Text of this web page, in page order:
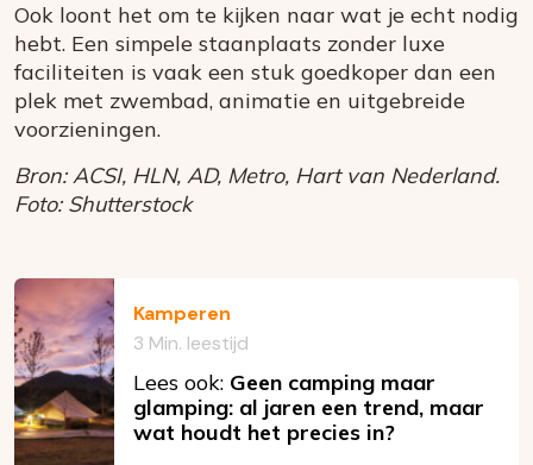
Ook loont het om te kijken naar wat je echt nodig
hebt. Een simpele staanplaats zonder luxe
faciliteiten is vaak een stuk goedkoper dan een
plek met zwembad, animatie en uitgebreide
voorzieningen.
Bron: ACSI, HLN, AD, Metro, Hart van Nederland.
Foto: Shutterstock
Kamperen
3 Min. leestijd
Lees ook: Geen camping maar
glamping: al jaren een trend, maar
wat houdt het precies in?